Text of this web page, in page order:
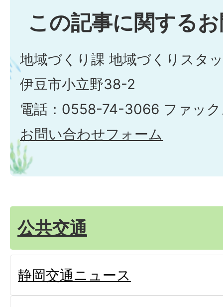
この記事に関する
地域づくり課 地域づくりスタ
伊豆市小立野38-2
電話：0558-74-3066 ファッ
お問い合わせフォーム
公共交通
静岡交通ニュース